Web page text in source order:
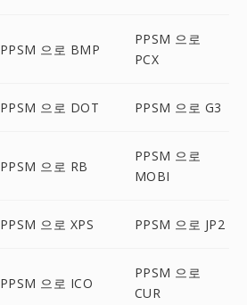
PPSM 으로 BMP
PPSM 으로
PCX
PPSM 으로 DOT PPSM 으로 G3
PPSM 으로 RB
PPSM 으로
MOBI
PPSM 으로 XPS PPSM 으로 JP2
PPSM 으로 ICO
PPSM 으로
CUR